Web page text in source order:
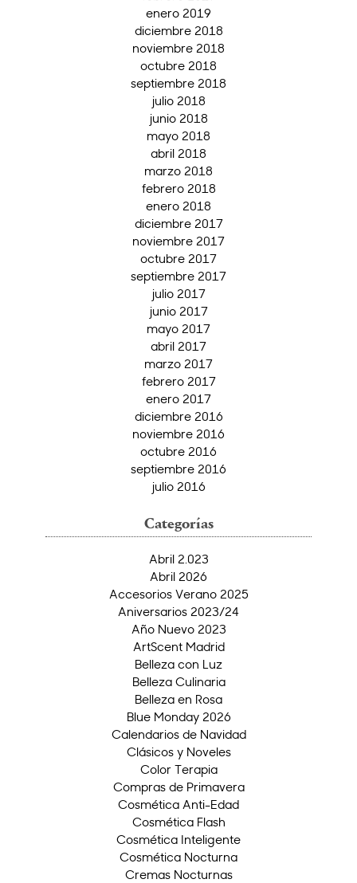
enero 2019
diciembre 2018
noviembre 2018
octubre 2018
septiembre 2018
julio 2018
junio 2018
mayo 2018
abril 2018
marzo 2018
febrero 2018
enero 2018
diciembre 2017
noviembre 2017
octubre 2017
septiembre 2017
julio 2017
junio 2017
mayo 2017
abril 2017
marzo 2017
febrero 2017
enero 2017
diciembre 2016
noviembre 2016
octubre 2016
septiembre 2016
julio 2016
Categorías
Abril 2.023
Abril 2026
Accesorios Verano 2025
Aniversarios 2023/24
Año Nuevo 2023
ArtScent Madrid
Belleza con Luz
Belleza Culinaria
Belleza en Rosa
Blue Monday 2026
Calendarios de Navidad
Clásicos y Noveles
Color Terapia
Compras de Primavera
Cosmética Anti-Edad
Cosmética Flash
Cosmética Inteligente
Cosmética Nocturna
Cremas Nocturnas